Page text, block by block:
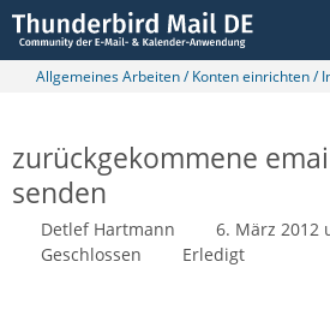
Allgemeines Arbeiten / Konten einrichten /
zurückgekommene
senden
Detlef Hartmann
6. März 2012
Geschlossen
Erledigt